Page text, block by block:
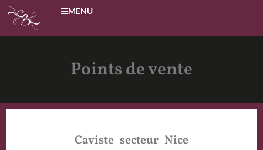
MENU
Points de vente
Caviste secteur Nice